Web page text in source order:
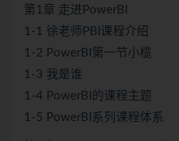
第1章 走进PowerBI
1-1 徐老师PBI课程介绍
1-2 PowerBI第一节小榄
1-3 我是谁
1-4 PowerBI的课程主题
1-5 PowerBI系列课程体系